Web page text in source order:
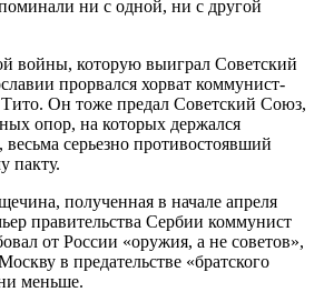
ни с одной, ни с другой
войны, которую выиграл Советский
прорвался хорват коммунист-
Он тоже предал Советский Союз,
опор, на которых держался
серьезно противостоявший
пакту.
полученная в начале апреля
правительства Сербии коммунист
от России «оружия, а не советов»,
в предательстве «братского
меньше.